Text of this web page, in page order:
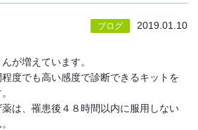
ブログ 2019.01.10
が増えています。
度でも高い感度で診断できるキットを
は、罹患後４８時間以内に服用しない